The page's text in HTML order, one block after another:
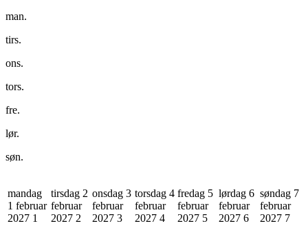
man.
tirs.
ons.
tors.
fre.
lør.
søn.
mandag
1 februar
2027 1
tirsdag 2
februar
2027 2
onsdag 3
februar
2027 3
torsdag 4
februar
2027 4
fredag 5
februar
2027 5
lørdag 6
februar
2027 6
søndag 7
februar
2027 7